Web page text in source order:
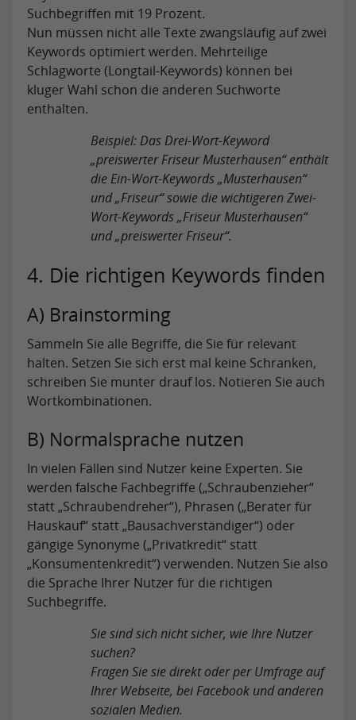
Suchbegriffen mit 19 Prozent.
Nun müssen nicht alle Texte zwangsläufig auf zwei
Keywords optimiert werden. Mehrteilige
Schlagworte (Longtail-Keywords) können bei
kluger Wahl schon die anderen Suchworte
enthalten.
Beispiel: Das Drei-Wort-Keyword
„preiswerter Friseur Musterhausen“ enthält
die Ein-Wort-Keywords „Musterhausen“
und „Friseur“ sowie die wichtigeren Zwei-
Wort-Keywords „Friseur Musterhausen“
und „preiswerter Friseur“.
4. Die richtigen Keywords finden
A) Brainstorming
Sammeln Sie alle Begriffe, die Sie für relevant
halten. Setzen Sie sich erst mal keine Schranken,
schreiben Sie munter drauf los. Notieren Sie auch
Wortkombinationen.
B) Normalsprache nutzen
In vielen Fällen sind Nutzer keine Experten. Sie
werden falsche Fachbegriffe („Schraubenzieher“
statt „Schraubendreher“), Phrasen („Berater für
Hauskauf“ statt „Bausachverständiger“) oder
gängige Synonyme („Privatkredit“ statt
„Konsumentenkredit“) verwenden. Nutzen Sie also
die Sprache Ihrer Nutzer für die richtigen
Suchbegriffe.
Sie sind sich nicht sicher, wie Ihre Nutzer
suchen?
Fragen Sie sie direkt oder per Umfrage auf
Ihrer Webseite, bei Facebook und anderen
sozialen Medien.